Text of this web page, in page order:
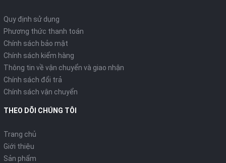
Quy định sử dụng
Phương thức thanh toán
Chính sách bảo mật
Chính sách kiểm hàng
Thông tin về vận chuyển và giao nhận
Chính sách đổi trả
Chính sách vận chuyển
THEO DÕI CHÚNG TÔI
Trang chủ
Giới thiệu
Sản phẩm